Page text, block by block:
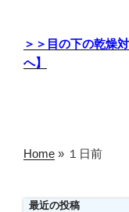
＞＞目の下の乾燥
へ】
Home » １日前
最近の投稿